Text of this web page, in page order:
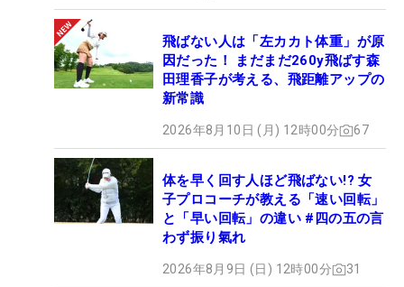
飛ばない人は「左カカト体重」が原
因だった！ まだまだ260y飛ばす森
田理香子が考える、飛距離アップの
新常識
2026年8月10日 (月) 12時00分 67
体を早く回す人ほど飛ばない!? 女
子プロコーチが教える「速い回転」
と「早い回転」の違い #四の五の言
わず振り氣れ
2026年8月9日 (日) 12時00分 31